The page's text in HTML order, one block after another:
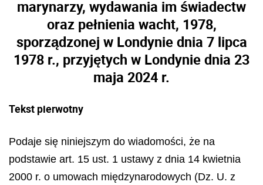
marynarzy, wydawania im świadectw
oraz pełnienia wacht, 1978,
sporządzonej w Londynie dnia 7 lipca
1978 r., przyjętych w Londynie dnia 23
maja 2024 r.
Tekst pierwotny
Podaje się niniejszym do wiadomości, że na
podstawie art. 15 ust. 1 ustawy z dnia 14 kwietnia
2000 r. o umowach międzynarodowych (Dz. U. z